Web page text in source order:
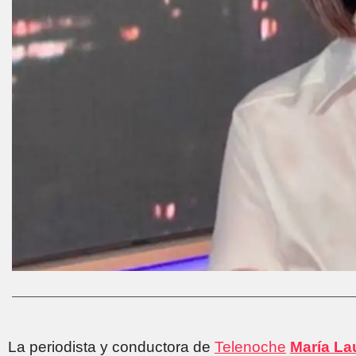
La periodista y conductora de Telenoche María